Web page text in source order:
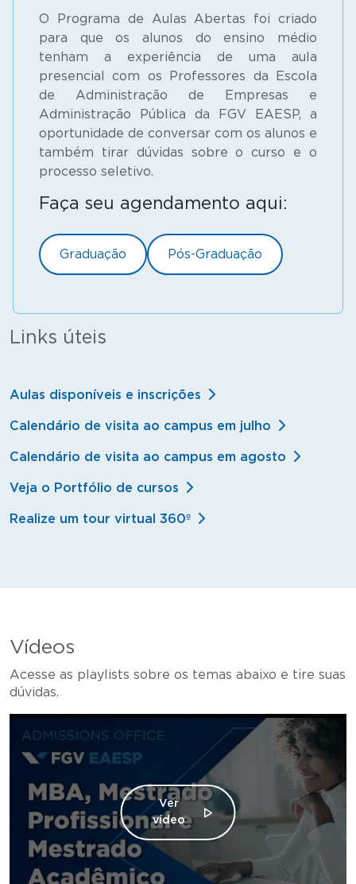
O Programa de Aulas Abertas foi criado
para que os alunos do ensino médio
tenham a experiência de uma aula
presencial com os Professores da Escola
de Administração de Empresas e
Administração Pública da FGV EAESP, a
oportunidade de conversar com os alunos e
também tirar dúvidas sobre o curso e o
processo seletivo.
Faça seu agendamento aqui:
Graduação Pós-Graduação
Links úteis
Aulas disponíveis e inscrições
Calendário de visita ao campus em julho
Calendário de visita ao campus em agosto
Veja o Portfólio de cursos
Realize um tour virtual 360º
Vídeos
Acesse as playlists sobre os temas abaixo e tire suas
dúvidas.
Ver
vídeo